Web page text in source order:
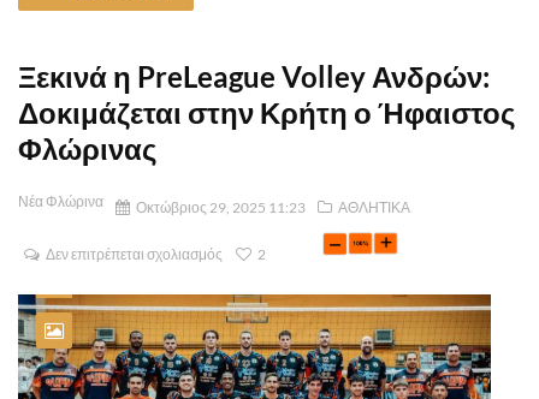
Ξεκινά η PreLeague Volley Ανδρών:
Δοκιμάζεται στην Κρήτη ο Ήφαιστος
Φλώρινας
Νέα Φλώρινα Οκτώβριος 29, 2025 11:23 ΑΘΛΗΤΙΚΑ
Δεν επιτρέπεται σχολιασμός 2